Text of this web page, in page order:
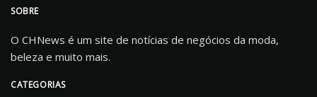
SOBRE
O CHNews é um site de notícias de negócios da moda,
beleza e muito mais.
CATEGORIAS